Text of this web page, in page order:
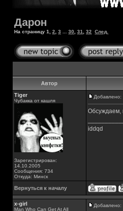
Дарон
На страницу 1 2 3 30 31 32 След.
Автор
Tiger
Чубакка от кашля
Зарегистрирован:
14.10.2005
Сообщения: 734
Откуда: Минск
Добавлено:
Обсуждаем,
iddqd
Вернуться к началу
x-girl
Man Who Can Get At All
Добавлено: